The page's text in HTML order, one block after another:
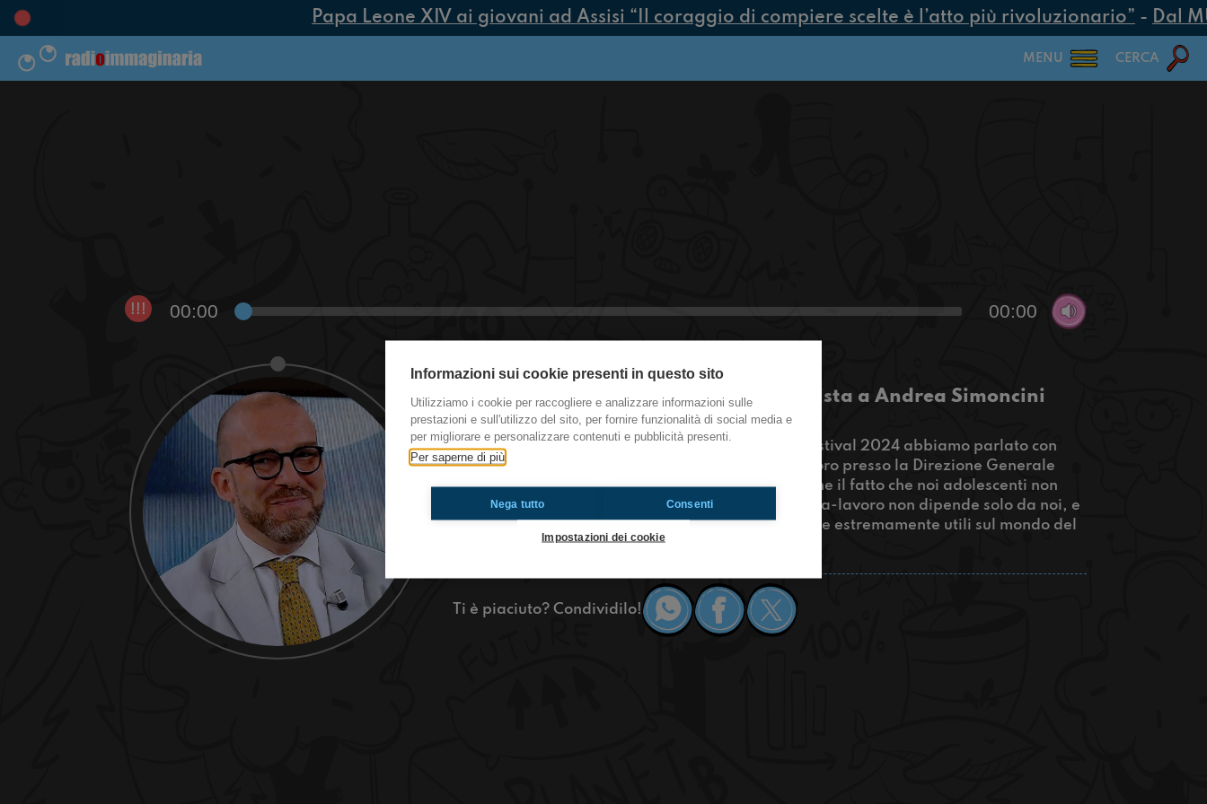
Papa Leone XIV ai giovani ad Assisi “Il coraggio di compiere scelte è l’atto più rivoluzionario”- Dal
MENU CERCA
!!! 00:00 00:00
#MLPS Orientamento al lavoro: intervista a Andrea Simoncini
In questa puntata di Teen Parade a Giffoni Film Festival 2024 abbiamo parlato con
Andrea Simoncini, Dirigente del Ministero del Lavoro presso la Direzione Generale
delle politiche attive del lavoro. Abbiamo capito che il fatto che noi adolescenti non
siamo sempre prontissimi a fare il passaggio scuola-lavoro non dipende solo da noi, e
che ci sono delle competenze che potrebbero essere estremamente utili sul mondo del
lavoro, per esempio copiare… Sentite qua!
Ti è piaciuto? Condividilo!
Informazioni sui cookie presenti in questo sito
Utilizziamo i cookie per raccogliere e analizzare informazioni sulle
prestazioni e sull'utilizzo del sito, per fornire funzionalità di social media e
per migliorare e personalizzare contenuti e pubblicità presenti.
Per saperne di più
Nega tutto Consenti
Impostazioni dei cookie